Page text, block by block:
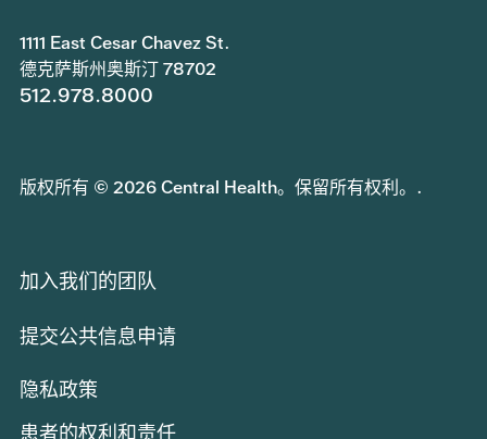
1111 East Cesar Chavez St.
德克萨斯州奥斯汀 78702
512.978.8000
版权所有 © 2026 Central Health。保留所有权利。.
加入我们的团队
提交公共信息申请
隐私政策
患者的权利和责任